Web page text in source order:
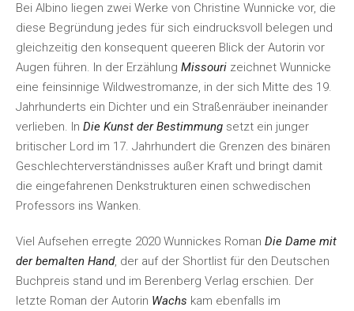
Bei Albino liegen zwei Werke von Christine Wunnicke vor, die
diese Begründung jedes für sich eindrucksvoll belegen und
gleichzeitig den konsequent queeren Blick der Autorin vor
Augen führen. In der Erzählung Missouri zeichnet Wunnicke
eine feinsinnige Wildwestromanze, in der sich Mitte des 19.
Jahrhunderts ein Dichter und ein Straßenräuber ineinander
verlieben. In Die Kunst der Bestimmung setzt ein junger
britischer Lord im 17. Jahrhundert die Grenzen des binären
Geschlechterverständnisses außer Kraft und bringt damit
die eingefahrenen Denkstrukturen einen schwedischen
Professors ins Wanken.
Viel Aufsehen erregte 2020 Wunnickes Roman Die Dame mit
der bemalten Hand, der auf der Shortlist für den Deutschen
Buchpreis stand und im Berenberg Verlag erschien. Der
letzte Roman der Autorin Wachs kam ebenfalls im